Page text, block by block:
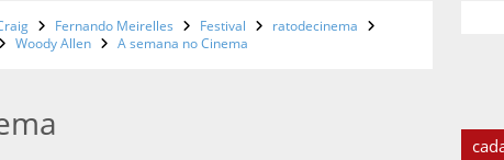
Fernando Meirelles Festival
ratodecinema
Woody Allen A semana no Cinema